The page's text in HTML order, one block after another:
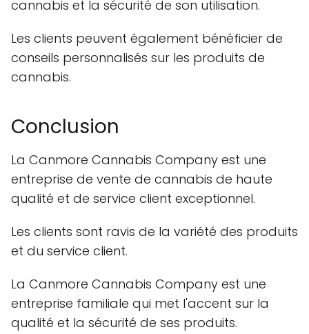
cannabis et la sécurité de son utilisation.
Les clients peuvent également bénéficier de
conseils personnalisés sur les produits de
cannabis.
Conclusion
La Canmore Cannabis Company est une
entreprise de vente de cannabis de haute
qualité et de service client exceptionnel.
Les clients sont ravis de la variété des produits
et du service client.
La Canmore Cannabis Company est une
entreprise familiale qui met l'accent sur la
qualité et la sécurité de ses produits.